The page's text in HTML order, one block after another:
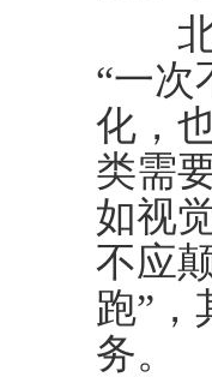
北
“一次
化，
类需
如视
不应
跑”，
务。